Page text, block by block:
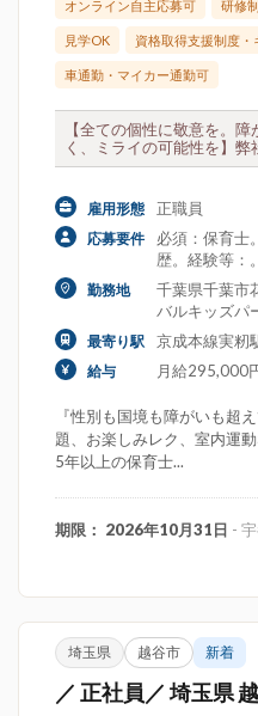
オンライン自主応募可 研修
見学OK 資格取得支援制度
車通勤・マイカー通勤可
【全ての個性に敬意を。
く、ミライの可能性を】弊
雇用形態 正職員
応募要件
必須：保育士
歴。経験等：。
勤務地
千葉県千葉
バルキッズパ
最寄り駅 京成本線実籾
給与 月給295,000
『性別も国境も障がいも超
題、お楽しみレク、室内運
5年以上の保育士...
期限： 2026年10月31日 -
埼玉県 越谷市 新着
／ 正社員／ 埼玉県